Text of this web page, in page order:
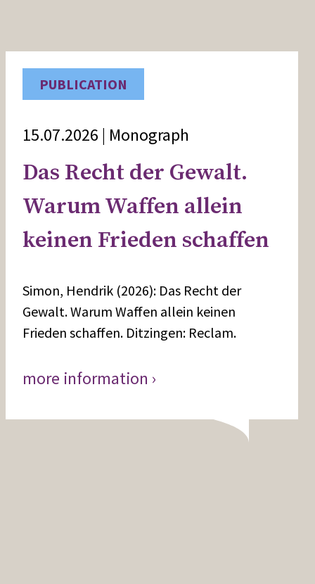
PUBLICATION
15.07.2026 | Monograph
Das Recht der Gewalt.
Warum Waffen allein
keinen Frieden schaffen
Simon, Hendrik (2026): Das Recht der
Gewalt. Warum Waffen allein keinen
Frieden schaffen. Ditzingen: Reclam.
more information ›